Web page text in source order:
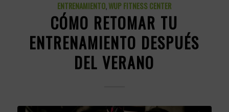
ENTRENAMIENTO,WUP FITNESS CENTER
CÓMO RETOMAR TU
ENTRENAMIENTO DESPUÉS
DEL VERANO